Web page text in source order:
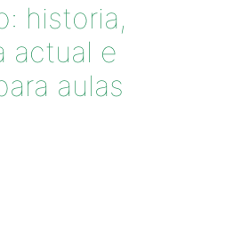
historia,
actual e
aulas